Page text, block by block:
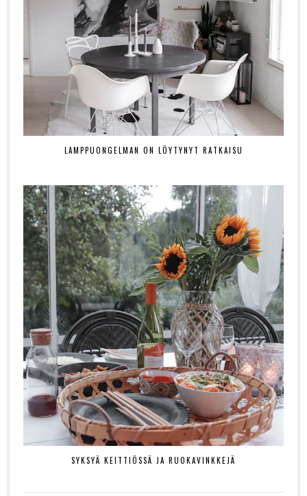
LAMPPUONGELMAN ON LÖYTYNYT RATKAISU
SYKSYÄ KEITTIÖSSÄ JA RUOKAVINKKEJÄ